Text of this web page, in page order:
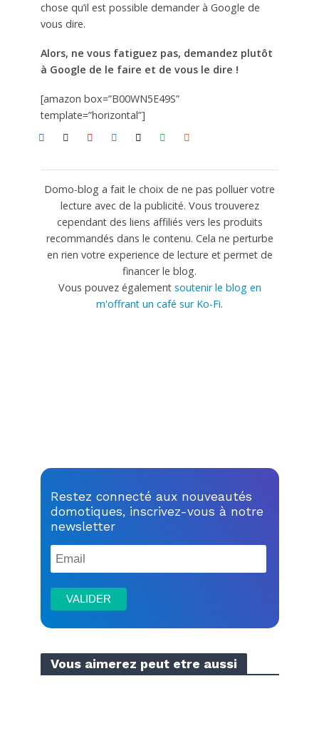
chose qu’il est possible demander à Google de
vous dire.
Alors, ne vous fatiguez pas, demandez plutôt
à Google de le faire et de vous le dire !
[amazon box=”B00WN5E49S”
template=”horizontal”]
Domo-blog a fait le choix de ne pas polluer votre
lecture avec de la publicité. Vous trouverez
cependant des liens affiliés vers les produits
recommandés dans le contenu. Cela ne perturbe
en rien votre experience de lecture et permet de
financer le blog.
Vous pouvez également soutenir le blog en
m'offrant un café sur Ko-Fi.
Restez connecté aux nouveautés
domotiques, inscrivez-vous à notre
newsletter
Vous aimerez peut etre aussi